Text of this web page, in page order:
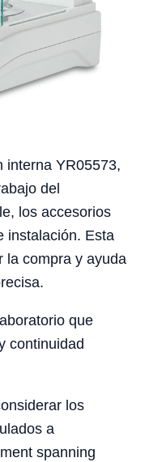
interna YR05573,
del
los accesorios
instalación. Esta
la compra y ayuda
que
continuidad
los
a
spanning